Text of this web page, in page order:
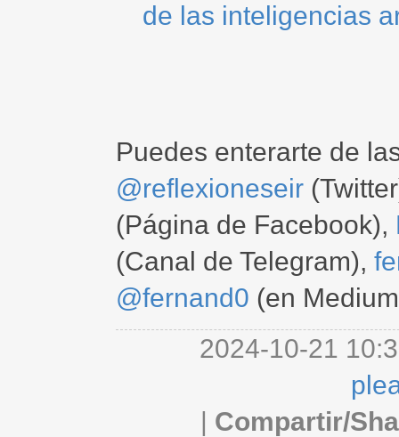
de las inteligencias
Puedes enterarte de
@reflexioneseir
(Página de Facebook),
(Canal de Telegram),
@fernand0 (en
2024-10-21
| Compartir/